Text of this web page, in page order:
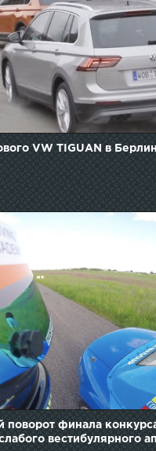
VW TIGUAN в
поворот финала
вестибулярного